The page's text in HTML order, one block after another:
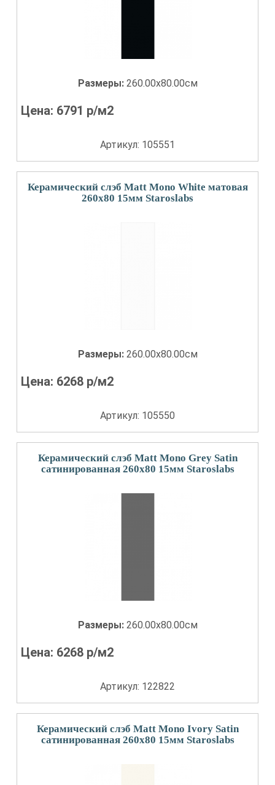
Размеры: 260.00x80.00см
Цена: 6791 р/м2
Артикул: 105551
Керамический слэб Matt Mono White матовая
260x80 15мм Staroslabs
Размеры: 260.00x80.00см
Цена: 6268 р/м2
Артикул: 105550
Керамический слэб Matt Mono Grey Satin
сатинированная 260x80 15мм Staroslabs
Размеры: 260.00x80.00см
Цена: 6268 р/м2
Артикул: 122822
Керамический слэб Matt Mono Ivory Satin
сатинированная 260x80 15мм Staroslabs